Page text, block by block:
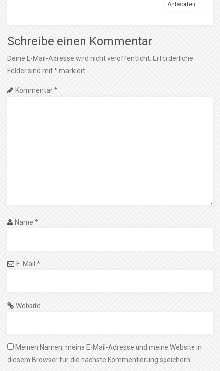
Antworten
Schreibe einen Kommentar
Deine E-Mail-Adresse wird nicht veröffentlicht. Erforderliche
Felder sind mit*markiert
Kommentar*
Name *
E-Mail *
Website
Meinen Namen, meine E-Mail-Adresse und meine Website in
diesem Browser für die nächste Kommentierung speichern.